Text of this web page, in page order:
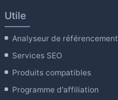
Utile
Analyseur de référencement
Services SEO
Produits compatibles
Programme d'affiliation